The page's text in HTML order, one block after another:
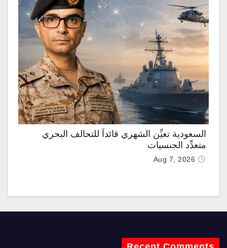
السعودية تعيِّن الشهري قائداً للتحالف البحري
متعدِّد الجنسيات
Aug 7, 2026